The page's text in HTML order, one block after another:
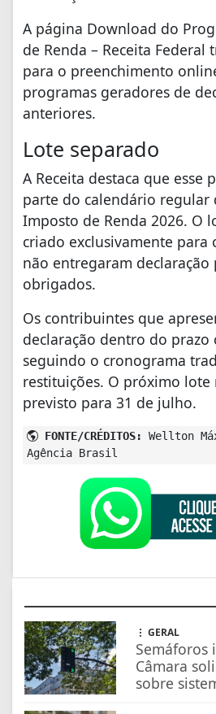
A página Download do
de Renda – Receita Federal
para o preenchimento
programas geradores de
anteriores.
Lote separado
A Receita destaca que esse
parte do calendário regular
Imposto de Renda 2026. O
criado exclusivamente para
não entregaram declaração
obrigados.
Os contribuintes que
declaração dentro do prazo
seguindo o cronograma
restituições. O próximo lote
previsto para 31 de julho.
FONTE/CRÉDITOS:
Wellton
Agência Brasil
GERAL
Semáforos
Câmara
sobre